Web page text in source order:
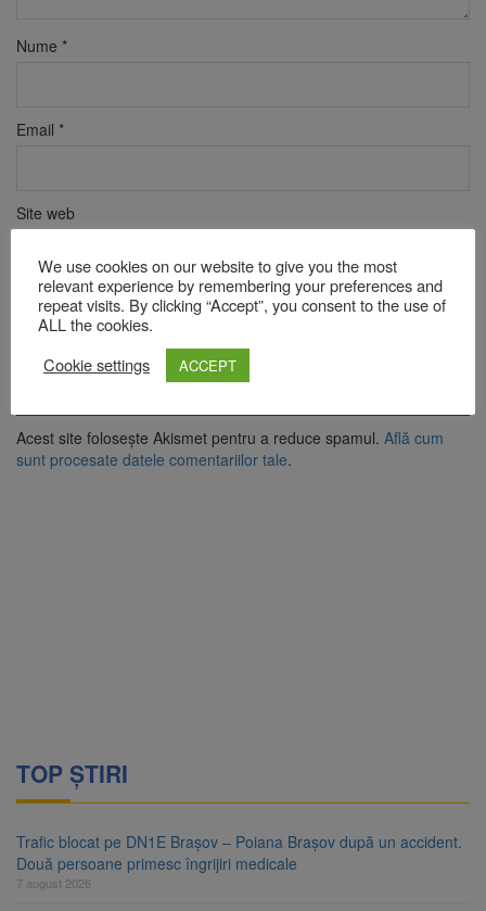
Nume *
Email *
Site web
Verificare anti-robot
Click pentru a începe verificarea
Acest site folosește Akismet pentru a reduce spamul. Află cum
sunt procesate datele comentariilor tale.
TOP ȘTIRI
Trafic blocat pe DN1E Brașov – Poiana Brașov după un accident.
Două persoane primesc îngrijiri medicale
7 august 2026
We use cookies on our website to give you the most
relevant experience by remembering your preferences and
repeat visits. By clicking “Accept”, you consent to the use of
ALL the cookies.
Cookie settings
ACCEPT